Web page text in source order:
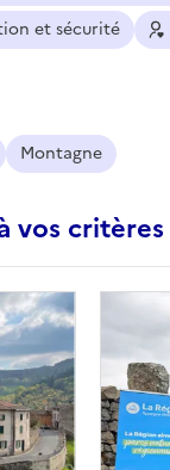
et sécurité
Montagne
vos critères